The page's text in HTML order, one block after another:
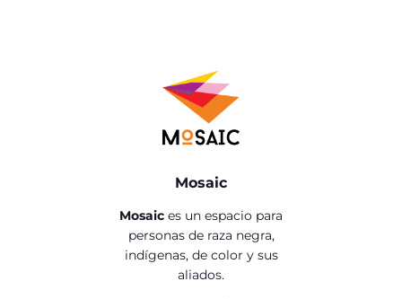
Mosaic
Mosaic es un espacio para
personas de raza negra,
indígenas, de color y sus
aliados.